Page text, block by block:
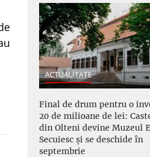
ACTUALITATE
Final de drum pentru o
20 de milioane de lei:
din Olteni devine Muzeul
Secuiesc și se deschide în
septembrie